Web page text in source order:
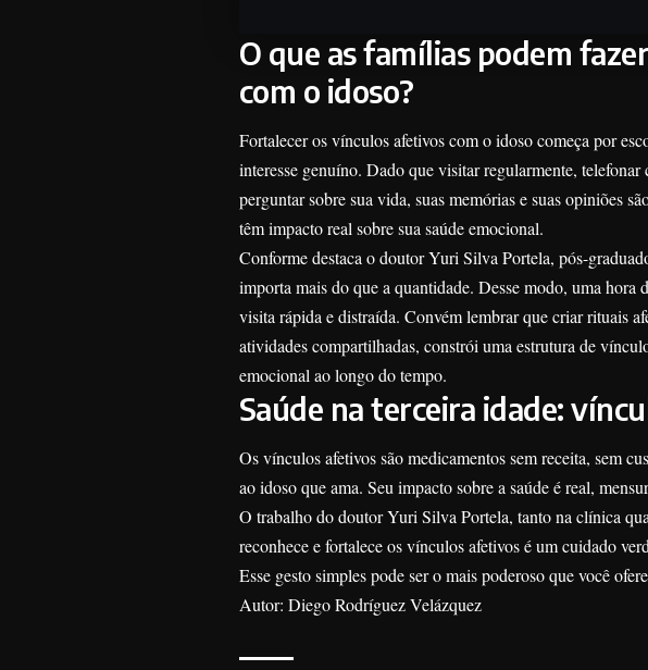
O que as famílias podem
com o idoso?
Fortalecer os vínculos afetivos com o idoso começa por
interesse genuíno. Dado que visitar regularmente,
perguntar sobre sua vida, suas memórias e suas opiniões
têm impacto real sobre sua saúde emocional.
Conforme destaca o doutor Yuri Silva Portela, pós-
importa mais do que a quantidade. Desse modo, uma hora
visita rápida e distraída. Convém lembrar que criar rituais
atividades compartilhadas, constrói uma estrutura de
emocional ao longo do tempo.
Saúde na terceira idade:
Os vínculos afetivos são medicamentos sem receita, sem
ao idoso que ama. Seu impacto sobre a saúde é real,
O trabalho do doutor Yuri Silva Portela, tanto na clínica
reconhece e fortalece os vínculos afetivos é um cuidado
Esse gesto simples pode ser o mais poderoso que você
Autor: Diego Rodríguez Velázquez